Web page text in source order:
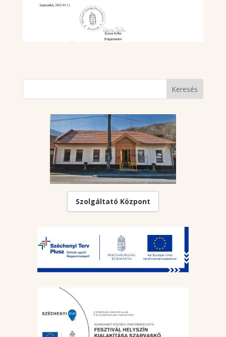
Szolgáltató Központ